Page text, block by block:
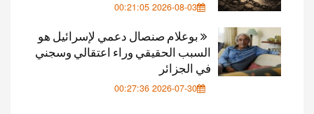
2026-08-03 00:21:05
بوعلام صنصال دعمي لإسرائيل هو
السبب الحقيقي وراء اعتقالي وسجني
في الجزائر
2026-07-30 00:27:36